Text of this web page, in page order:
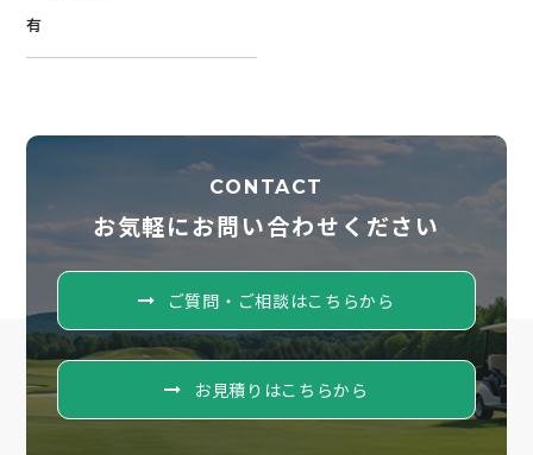
有
CONTACT
お気軽にお問い合わせください
ご質問・ご相談はこちらから
お見積りはこちらから